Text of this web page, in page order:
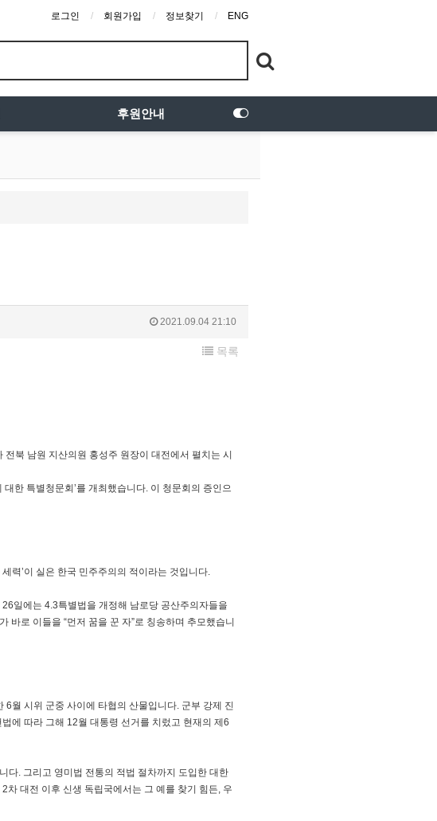
로그인 회원가입 정보찾기 ENG
후원안내
2021.09.04 21:10
목록
북 남원 지산의원 홍성주 원장이 대전에서 펼치는 시
한 특별청문회’를 개최했습니다. 이 청문회의 증인으
력’이 실은 한국 민주주의의 적이라는 것입니다.
일에는 4.3특별법을 개정해 남로당 공산주의자들을
바로 이들을 “먼저 꿈을 꾼 자”로 칭송하며 추모했습니
6월 시위 군중 사이에 타협의 산물입니다. 군부 강제 진
에 따라 그해 12월 대통령 선거를 치렀고 현재의 제6
다. 그리고 영미법 전통의 적법 절차까지 도입한 대한
차 대전 이후 신생 독립국에서는 그 예를 찾기 힘든, 우